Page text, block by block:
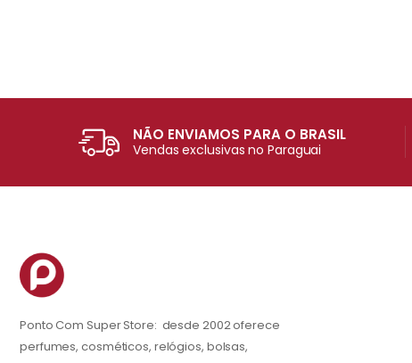
NÃO ENVIAMOS PARA O BRASIL
Vendas exclusivas no Paraguai
Ponto Com Super Store: desde 2002 oferece
perfumes, cosméticos, relógios, bolsas,